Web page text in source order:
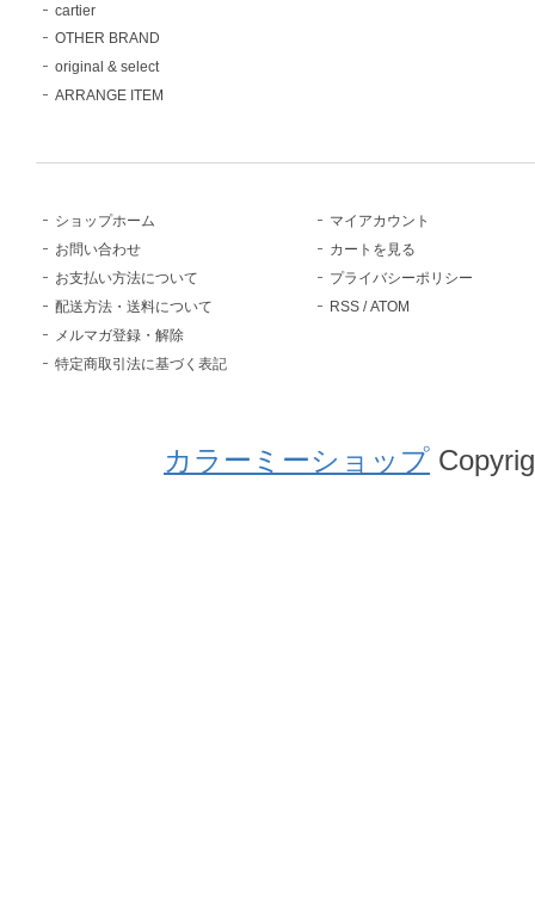
cartier
OTHER BRAND
original & select
ARRANGE ITEM
ショップホーム
お問い合わせ
お支払い方法について
配送方法・送料について
メルマガ登録・解除
特定商取引法に基づく表記
マイアカウント
カートを見る
プライバシーポリシー
RSS /ATOM
カラーミーショップ